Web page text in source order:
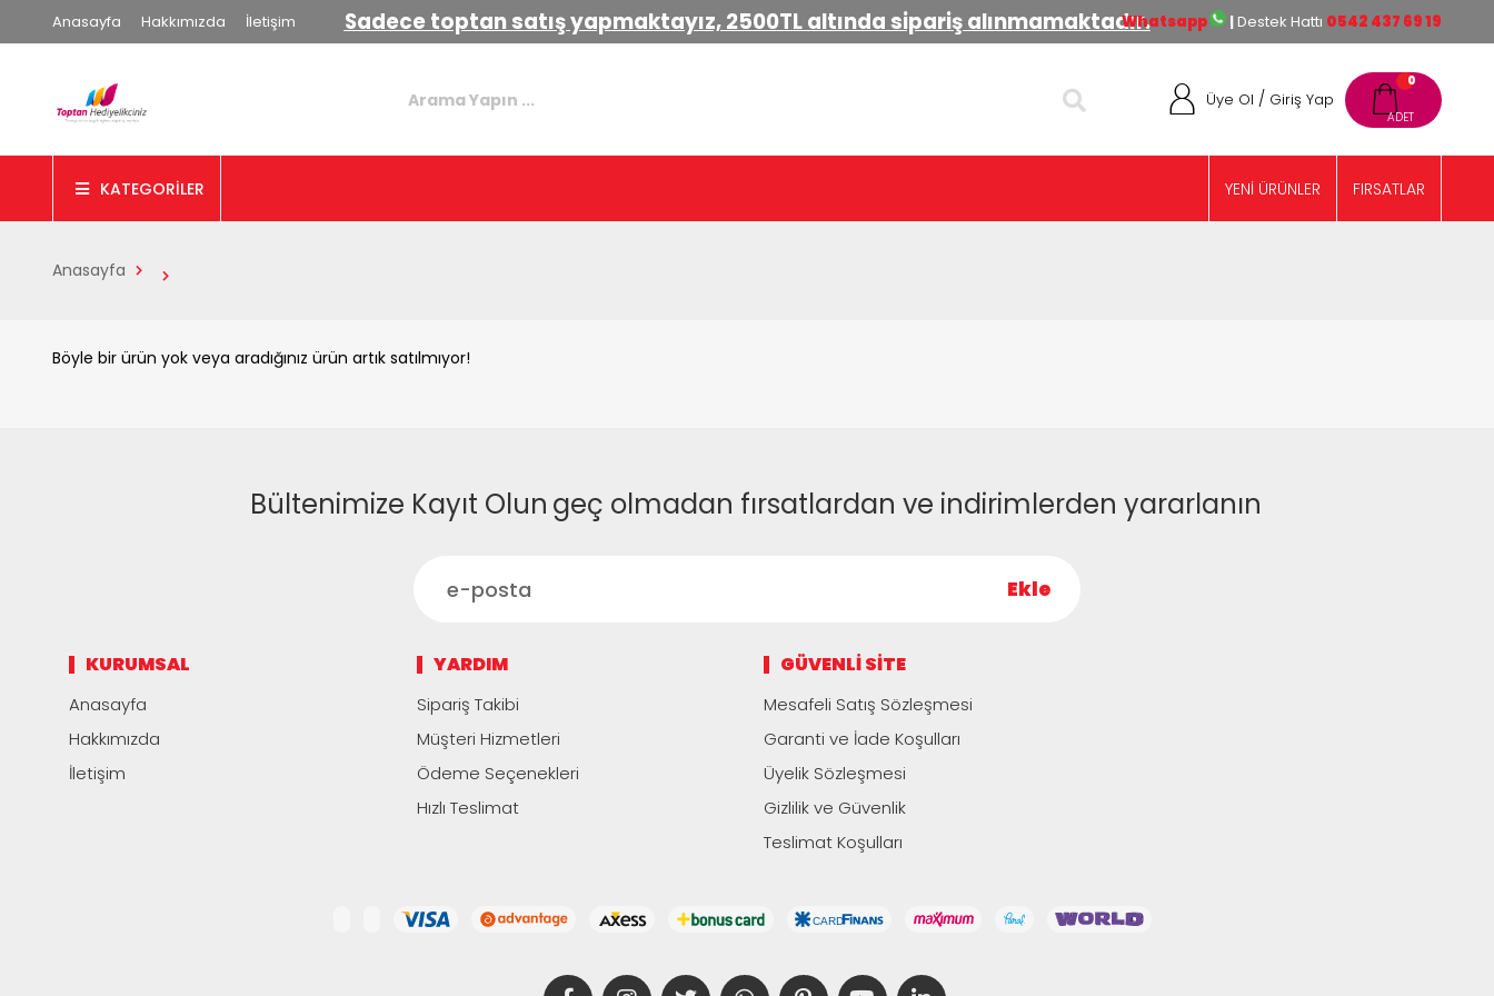
Anasayfa Hakkımızda İletişim Sadece toptan satış yapmaktayız, 2500TL altında sipariş alınmamaktadır.Whatsapp |Destek Hattı 0542 437 69 19
0
Üye Ol / Giriş Yap
KATEGORİLER FIRSATLAR
YENİ ÜRÜNLER
Anasayfa
Böyle bir ürün yok veya aradığınız ürün artık satılmıyor!
Bültenimize Kayıt Olun geç olmadan fırsatlardan ve indirimlerden yararlanın
Ekle
KURUMSAL
Anasayfa
Hakkımızda
İletişim
YARDIM
Sipariş Takibi
Müşteri Hizmetleri
Ödeme Seçenekleri
Hızlı Teslimat
GÜVENLI SITE
Mesafeli Satış Sözleşmesi
Garanti ve İade Koşulları
Üyelik Sözleşmesi
Gizlilik ve Güvenlik
Teslimat Koşulları